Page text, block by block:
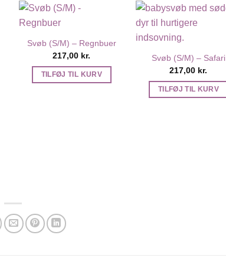
Svøb (S/M) – Regnbuer
217,00 kr.
TILFØJ TIL KURV
Svøb (S/M) – Safari
217,00 kr.
TILFØJ TIL KURV